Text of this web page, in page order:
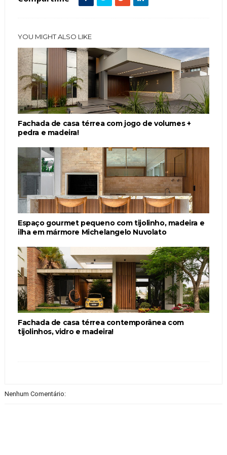
YOU MIGHT ALSO LIKE
Fachada de casa térrea com jogo de volumes +
pedra e madeira!
Espaço gourmet pequeno com tijolinho, madeira e
ilha em mármore Michelangelo Nuvolato
Fachada de casa térrea contemporânea com
tijolinhos, vidro e madeira!
Nenhum Comentário: